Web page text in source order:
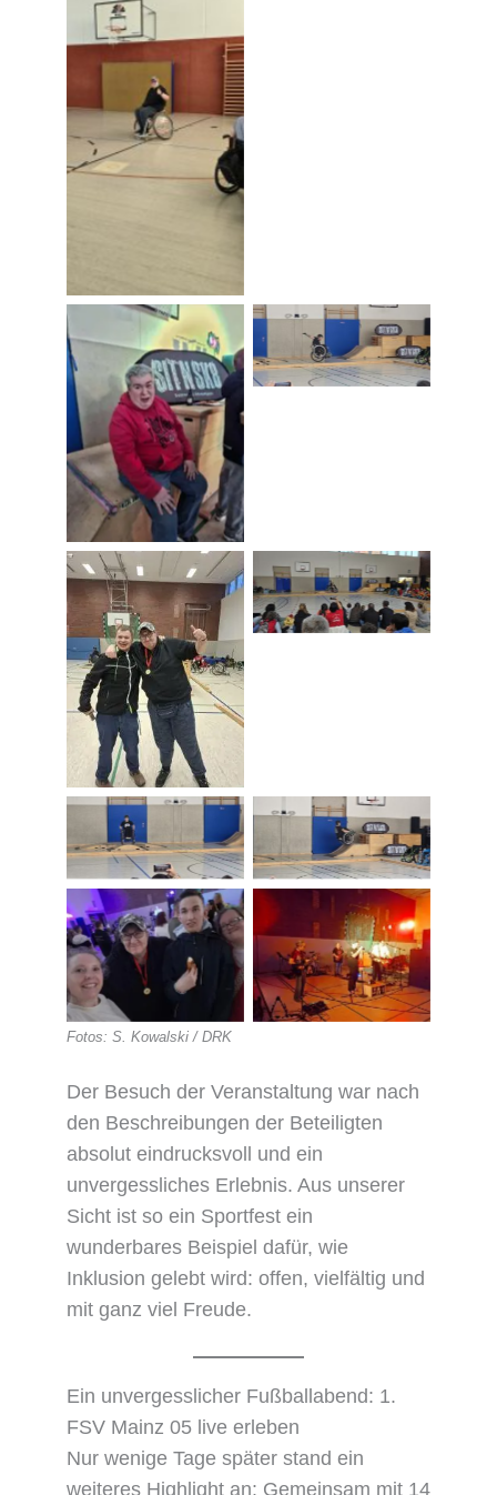
Fotos: S. Kowalski / DRK
Der Besuch der Veranstaltung war nach
den Beschreibungen der Beteiligten
absolut eindrucksvoll und ein
unvergessliches Erlebnis. Aus unserer
Sicht ist so ein Sportfest ein
wunderbares Beispiel dafür, wie
Inklusion gelebt wird: offen, vielfältig und
mit ganz viel Freude.
Ein unvergesslicher Fußballabend: 1.
FSV Mainz 05 live erleben
Nur wenige Tage später stand ein
weiteres Highlight an: Gemeinsam mit 14